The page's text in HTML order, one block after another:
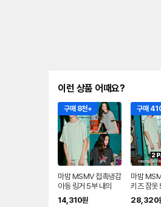
이런 상품 어때요?
구매 8천+
마밤 MSMV 접촉냉감
아동 링거 5부 내의
14,310원
구매
마밤
키즈 잠옷
28,320